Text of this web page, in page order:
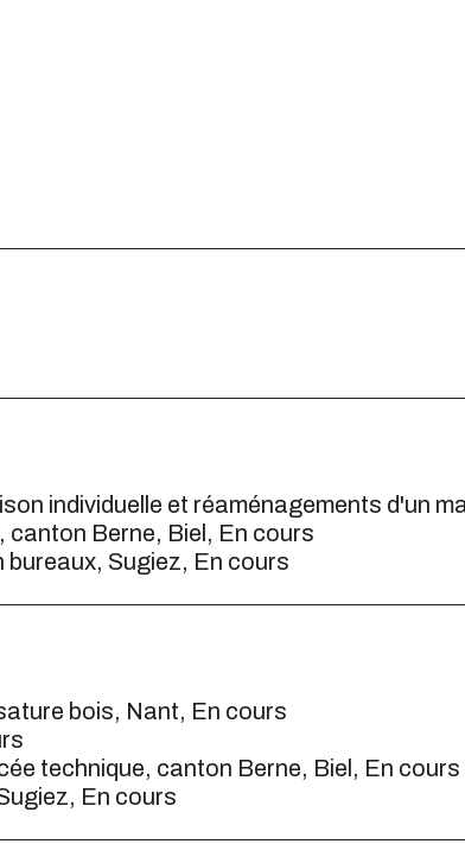
individuelle et réaménagements d'un
Berne, Biel, En cours
bureaux, Sugiez, En cours
bois, Nant, En cours
technique, canton Berne, Biel, En cours
En cours